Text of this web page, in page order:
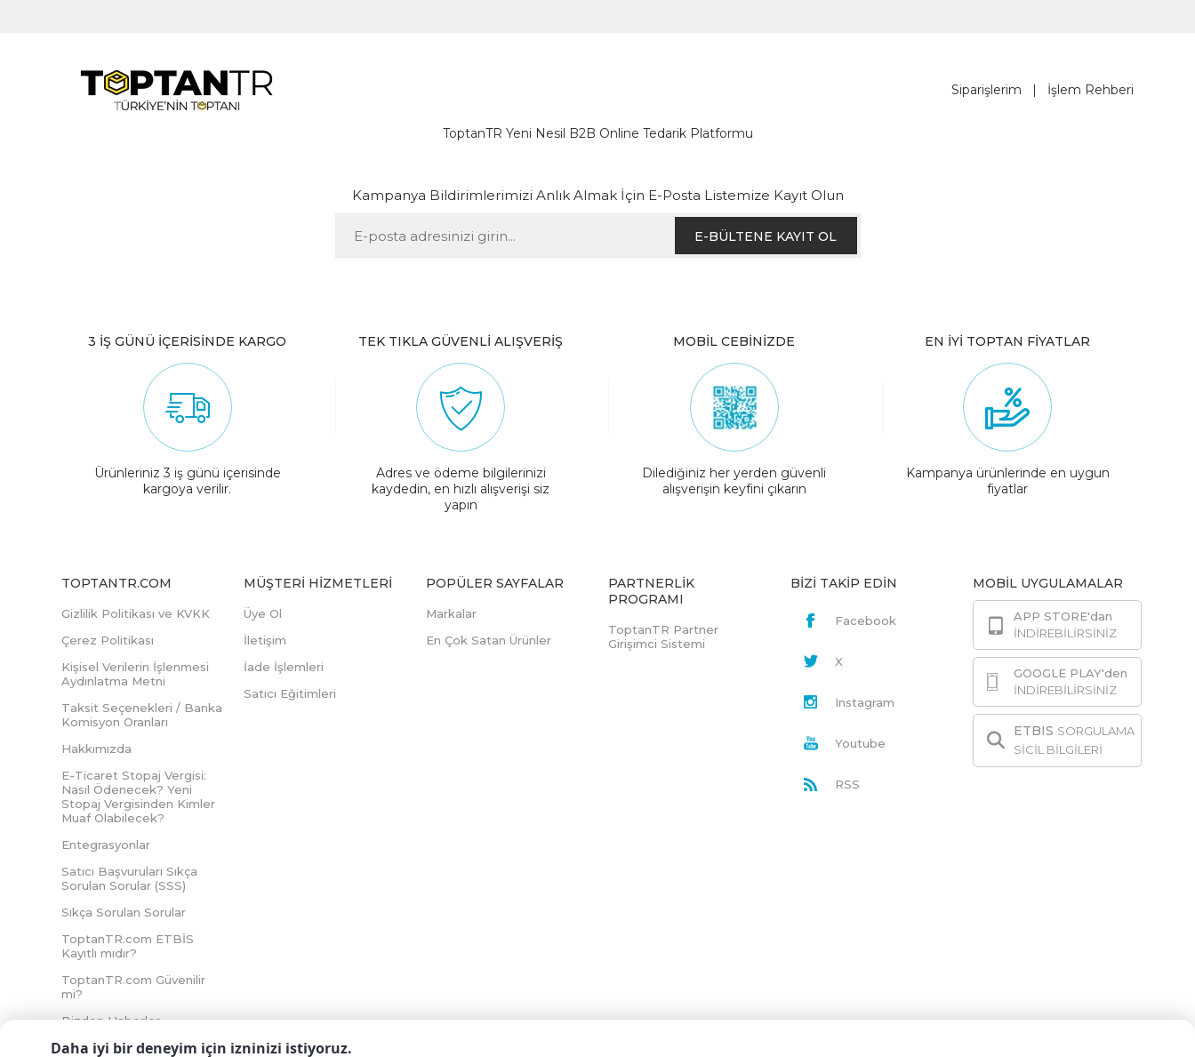
Daha iyi bir deneyim için izninizi istiyoruz.
Siparişlerim | İşlem Rehberi
ToptanTR Yeni Nesil B2B Online Tedarik Platformu
Kampanya Bildirimlerimizi Anlık Almak İçin E-Posta Listemize Kayıt Olun
E-BÜLTENE KAYIT OL
3 İŞ GÜNÜ İÇERİSİNDE KARGO
Ürünleriniz 3 iş günü içerisinde
kargoya verilir.
TEK TIKLA GÜVENLİ ALIŞVERİŞ
Adres ve ödeme bilgilerinizi
kaydedin, en hızlı alışverişi siz
yapın
MOBİL CEBİNİZDE
Dilediğiniz her yerden güvenli
alışverişin keyfini çıkarın
EN İYİ TOPTAN FİYATLAR
Kampanya ürünlerinde en uygun
fiyatlar
TOPTANTR.COM
Gizlilik Politikası ve KVKK
Çerez Politikası
Kişisel Verilerin İşlenmesi
Aydınlatma Metni
Taksit Seçenekleri / Banka
Komisyon Oranları
Hakkımızda
E-Ticaret Stopaj Vergisi:
Nasıl Ödenecek? Yeni
Stopaj Vergisinden Kimler
Muaf Olabilecek?
Entegrasyonlar
Satıcı Başvuruları Sıkça
Sorulan Sorular (SSS)
Sıkça Sorulan Sorular
ToptanTR.com ETBİS
Kayıtlı mıdır?
ToptanTR.com Güvenilir
mi?
Bizden Haberler
MÜŞTERI HIZMETLERI
Üye Ol
İletişim
İade İşlemleri
Satıcı Eğitimleri
POPÜLER SAYFALAR
Markalar
En Çok Satan Ürünler
PARTNERLIK
PROGRAMI
ToptanTR Partner
Girişimci Sistemi
BİZİ TAKİP EDİN
Facebook
X
Instagram
Youtube
RSS
MOBİL UYGULAMALAR
APP STORE'dan
İNDİREBİLİRSİNİZ
GOOGLE PLAY'den
İNDİREBİLİRSİNİZ
ETBIS SORGULAMA
SİCİL BİLGİLERİ